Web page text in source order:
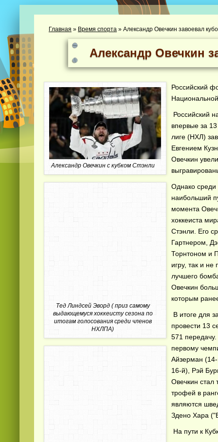
Главная » Время спорта » Александр Овечкин завоевал
Александр Овечкин
Александр Овечкин с кубком Стэнли
Тед Линдсей Эворд ( приз самому
выдающемуся хоккеисту сезона по
итогам голосования среди членов
НХЛПА)
Российский
Российский
впервые за
лиге (НХЛ)
Евгением
Овечкин
Однако среди
наибольший
момента
хоккеиста
Стэнли. Его
Гартнером,
Торнтоном и
игру, так и
лучшего
Овечкин
которым
В итоге для
провести 13
571
первому
Айзерман
16-й), Рэй
Овечкин стал
трофей в
являются
Здено Хара
На пути к